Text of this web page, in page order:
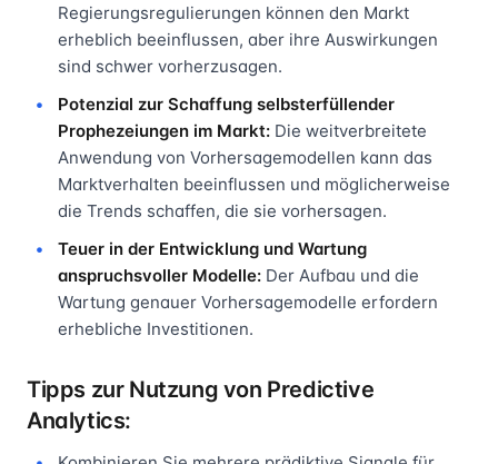
Regierungsregulierungen können den Markt
erheblich beeinflussen, aber ihre Auswirkungen
sind schwer vorherzusagen.
Potenzial zur Schaffung selbsterfüllender
Prophezeiungen im Markt: Die weitverbreitete
Anwendung von Vorhersagemodellen kann das
Marktverhalten beeinflussen und möglicherweise
die Trends schaffen, die sie vorhersagen.
Teuer in der Entwicklung und Wartung
anspruchsvoller Modelle: Der Aufbau und die
Wartung genauer Vorhersagemodelle erfordern
erhebliche Investitionen.
Tipps zur Nutzung von Predictive
Analytics: